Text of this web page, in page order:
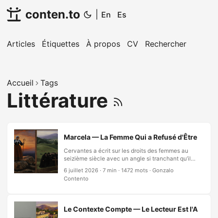
conten.to En Es
Articles Étiquettes À propos CV Rechercher
Accueil Tags
Littérature
Marcela — La Femme Qui a Refusé d'Être
Cervantes a écrit sur les droits des femmes au
seizième siècle avec un angle si tranchant qu’il
traverse quatre cents ans. Une femme belle,
économiquement indépendante, qui ose dire non
—et un homme qui se sent tellement propriétaire
amis, et la société entière, sont d’accord.
L’histoire provient du Don Quichotte, Première
6 juillet 2026 · 7 min · 1472 mots · Gonzalo
Contento
Le Contexte Compte — Le Lecteur Est l'Autre